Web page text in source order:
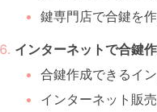
鍵専門店で合鍵を
インターネットで合鍵
合鍵作成できるイ
インターネット販